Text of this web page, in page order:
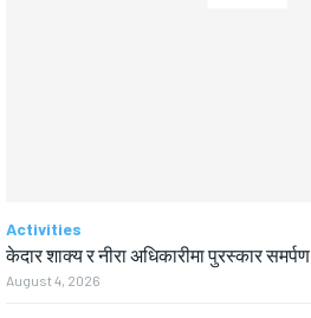
Activities
केदार शाक्य र नीरा अधिकारीमा पुरस्कार समर्पण
August 4, 2026